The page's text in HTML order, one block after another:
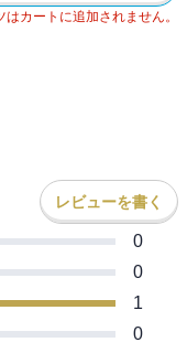
カートに追加されません。
レビューを書く
0
0
1
0